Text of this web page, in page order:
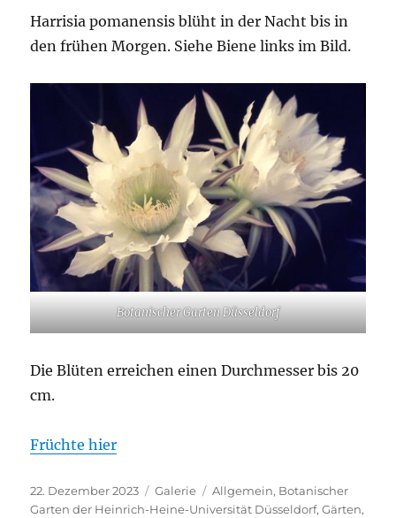
Harrisia pomanensis blüht in der Nacht bis in
den frühen Morgen. Siehe Biene links im Bild.
Botanischer Garten Düsseldorf
Die Blüten erreichen einen Durchmesser bis 20
cm.
Früchte hier
Veröffentlicht
am
22. Dezember 2023 Format
Galerie Kategorien
Allgemein, Botanischer
Garten der Heinrich-Heine-Universität Düsseldorf,Gärten,